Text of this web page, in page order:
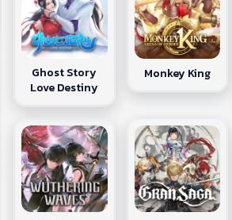
Ghost Story
Love Destiny
Monkey King